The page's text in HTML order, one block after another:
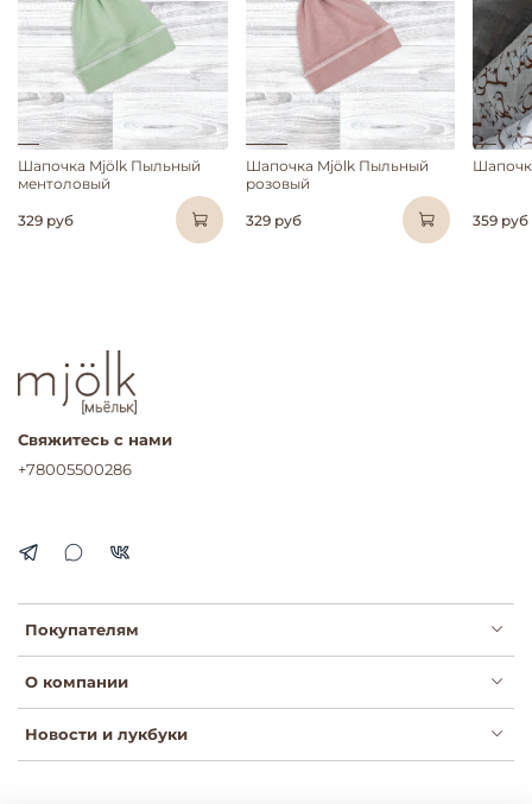
Шапочка Mjölk Пыльный
ментоловый
329 руб
Шапочка Mjölk Пыльный
розовый
329 руб 359 руб
Покупателям
О компании
Новости и лукбуки
Свяжитесь с нами
+78005500286